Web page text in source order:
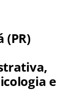
(PR)
e